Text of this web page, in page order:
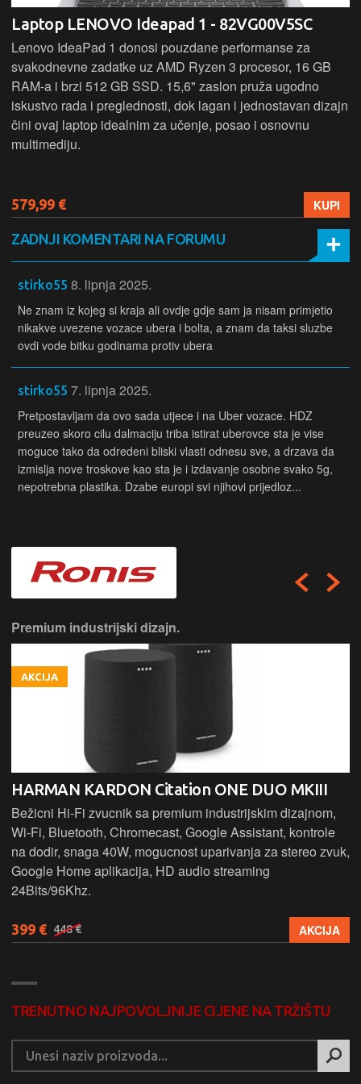
Laptop LENOVO Ideapad 1 - 82VG00V5SC
Lenovo IdeaPad 1 donosi pouzdane performanse za
svakodnevne zadatke uz AMD Ryzen 3 procesor, 16 GB
RAM-a i brzi 512 GB SSD. 15,6" zaslon pruža ugodno
iskustvo rada i preglednosti, dok lagan i jednostavan dizajn
čini ovaj laptop idealnim za učenje, posao i osnovnu
multimediju.
579,99 € KUPI
ZADNJI KOMENTARI NA FORUMU
stirko55 8. lipnja 2025.
Ne znam iz kojeg si kraja ali ovdje gdje sam ja nisam primjetio
nikakve uvezene vozace ubera i bolta, a znam da taksi sluzbe
ovdi vode bitku godinama protiv ubera
stirko55 7. lipnja 2025.
Pretpostavljam da ovo sada utjece i na Uber vozace. HDZ
preuzeo skoro cilu dalmaciju triba istirat uberovce sta je vise
moguce tako da odredeni bliski vlasti odnesu sve, a drzava da
izmislja nove troskove kao sta je i izdavanje osobne svako 5g,
nepotrebna plastika. Dzabe europi svi njihovi prijedloz...
Premium industrijski dizajn.
AKCIJA
HARMAN KARDON Citation ONE DUO MKIII
Bežicni Hi-Fi zvucnik sa premium industrijskim dizajnom,
Wi-Fi, Bluetooth, Chromecast, Google Assistant, kontrole
na dodir, snaga 40W, mogucnost uparivanja za stereo zvuk,
Google Home aplikacija, HD audio streaming
24Bits/96Khz.
399 € 448 € AKCIJA
TRENUTNO NAJPOVOLJNIJE CIJENE NA TRŽIŠTU